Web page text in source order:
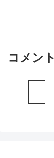
コメント